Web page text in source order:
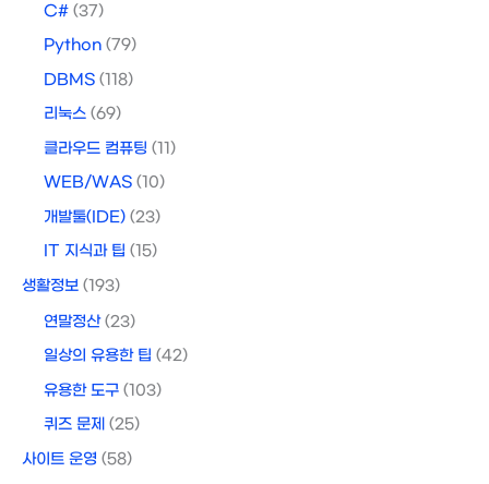
C# (37)
Python (79)
DBMS (118)
리눅스 (69)
클라우드 컴퓨팅 (11)
WEB/WAS (10)
개발툴(IDE) (23)
IT 지식과 팁 (15)
생활정보 (193)
연말정산(23)
일상의 유용한 팁 (42)
유용한 도구 (103)
퀴즈 문제 (25)
사이트 운영 (58)